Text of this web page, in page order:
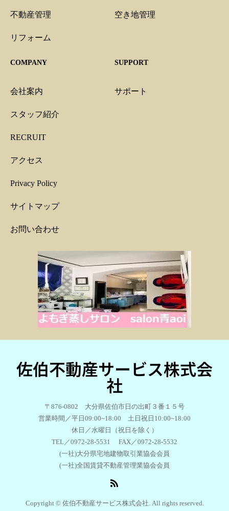
不動産管理
リフォーム
空き地管理
COMPANY
会社案内
スタッフ紹介
RECRUIT
アクセス
Privacy Policy
サイトマップ
お問い合わせ
SUPPORT
サポート
佐伯不動産サービス株式会
社
〒876-0802 大分県佐伯市日の出町３番１５号
営業時間／平日09:00~18:00 土日祝日10:00~18:00
休日／水曜日（祝日を除く）
TEL／0972-28-5531 FAX／0972-28-5532
(一社)大分県宅地建物取引業協会会員
(一社)全国賃貸不動産管理業協会会員
Copyright © 佐伯不動産サービス株式会社. All rights reserved.